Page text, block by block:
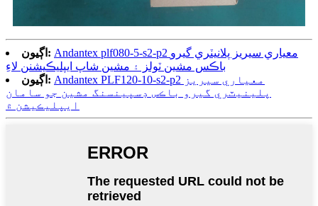
اڳيون: Andantex plf080-5-s2-p2 معياري سيريز پلانيٽري گيرو
باڪس مشين ٽولز ۽ مشين شاپ ايپليڪيشنن لاءِ
اڳيون: Andantex PLF120-10-s2-p2 معياري سيريز
پلينيٽري گيرو باڪس ڊسپينسنگ مشين جو سامان
ايپليڪيشن ۾